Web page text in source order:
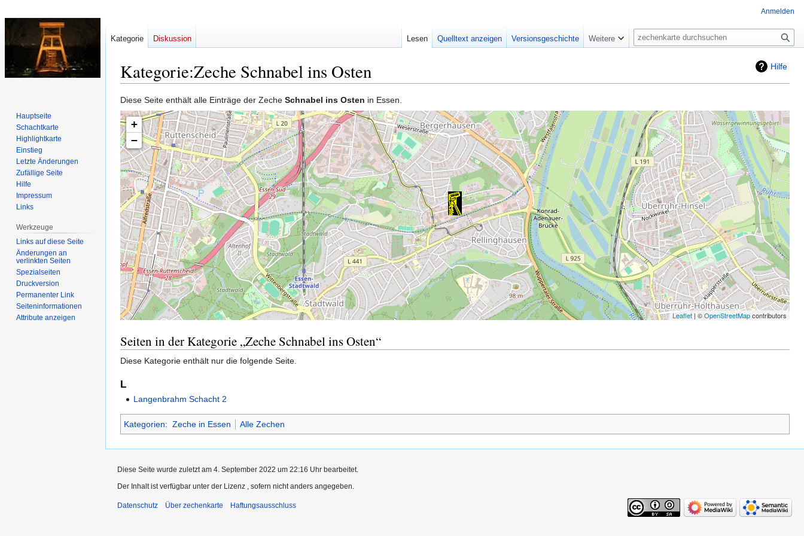
Hilfe
Kategorie:Zeche Schnabel ins Osten
Zur
Navigation
springen
Zur
Suche
springen
Diese Seite enthält alle Einträge der Zeche Schnabel ins Osten in Essen.
+
−
Leaflet| ©OpenStreetMapcontributors
Seiten in der Kategorie „Zeche Schnabel ins Osten“
Diese Kategorie enthält nur die folgende Seite.
L
Langenbrahm Schacht 2
Kategorien: Zeche in Essen Alle Zechen
Anmelden
Kategorie Diskussion Lesen Quelltext anzeigen Versionsgeschichte Weitere
Suche
Hauptseite
Schachtkarte
Highlightkarte
Einstieg
Letzte Änderungen
Zufällige Seite
Hilfe
Impressum
Links
Werkzeuge
Links auf diese Seite
Änderungen an
verlinkten Seiten
Spezialseiten
Druckversion
Permanenter Link
Seiten­­informationen
Attribute anzeigen
Diese Seite wurde zuletzt am 4. September 2022 um 22:16 Uhr bearbeitet.
Der Inhalt ist verfügbar unter der Lizenz , sofern nicht anders angegeben.
Datenschutz Über zechenkarte Haftungsausschluss